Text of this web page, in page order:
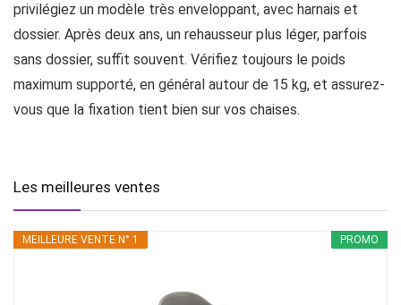
privilégiez un modèle très enveloppant, avec harnais et
dossier. Après deux ans, un rehausseur plus léger, parfois
sans dossier, suffit souvent. Vérifiez toujours le poids
maximum supporté, en général autour de 15 kg, et assurez-
vous que la fixation tient bien sur vos chaises.
Les meilleures ventes
PROMO
MEILLEURE VENTE N° 1